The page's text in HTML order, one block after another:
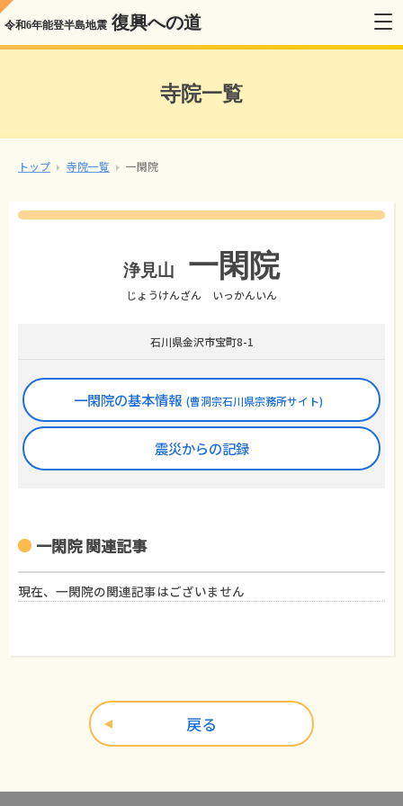
令和6年能登半島地震 復興への道
寺院一覧
トップ 寺院一覧 一閑院
浄見山 一閑院
じょうけんざん いっかんいん
石川県金沢市宝町8-1
一閑院の基本情報 (曹洞宗石川県宗務所サイト)
震災からの記録
一閑院 関連記事
現在、一閑院の関連記事はございません
戻る